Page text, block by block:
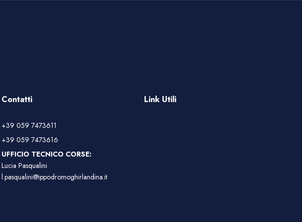
Contatti
+39 059 7473611
+39 059 7473616
UFFICIO TECNICO CORSE:
Lucia Pasqualini
l.pasqualini@ippodromoghirlandina.it
Link Utili